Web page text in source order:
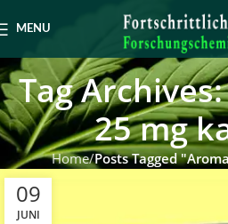
MENU
Tag
25 mg
Home Posts Tagged
09
JUNI